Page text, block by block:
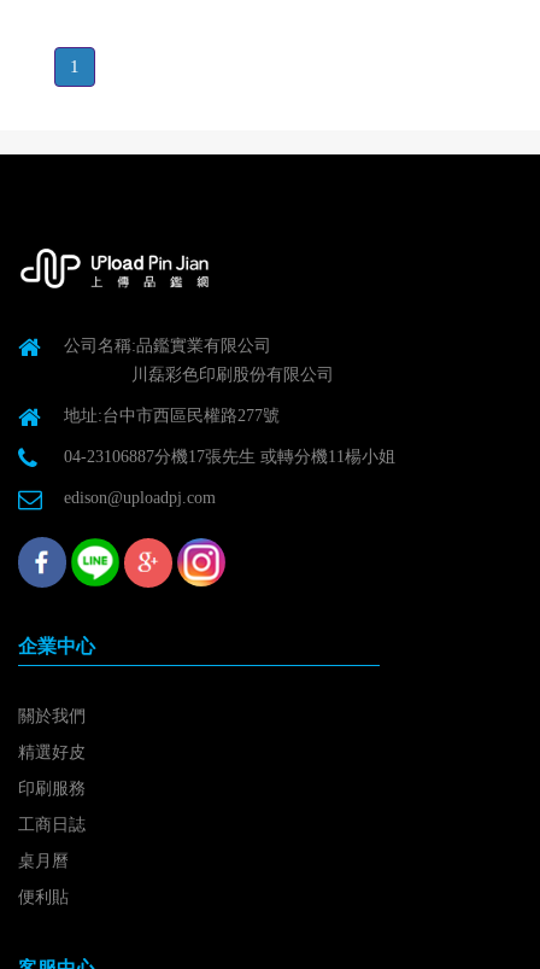
1
公司名稱:品鑑實業有限公司
川磊彩色印刷股份有限公司
地址:台中市西區民權路277號
04-23106887分機17張先生 或轉分機11楊小姐
edison@uploadpj.com
企業中心
關於我們
精選好皮
印刷服務
工商日誌
桌月曆
便利貼